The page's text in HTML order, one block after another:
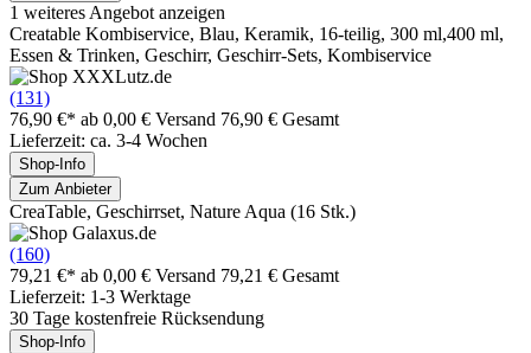
1 weiteres Angebot anzeigen
Creatable Kombiservice, Blau, Keramik, 16-teilig, 300 ml,400 ml,
Essen & Trinken, Geschirr, Geschirr-Sets, Kombiservice
(131)
76,90 €* ab 0,00 € Versand 76,90 € Gesamt
Lieferzeit: ca. 3-4 Wochen
Shop-Info
Zum Anbieter
CreaTable, Geschirrset, Nature Aqua (16 Stk.)
(160)
79,21 €* ab 0,00 € Versand 79,21 € Gesamt
Lieferzeit: 1-3 Werktage
30 Tage kostenfreie Rücksendung
Shop-Info